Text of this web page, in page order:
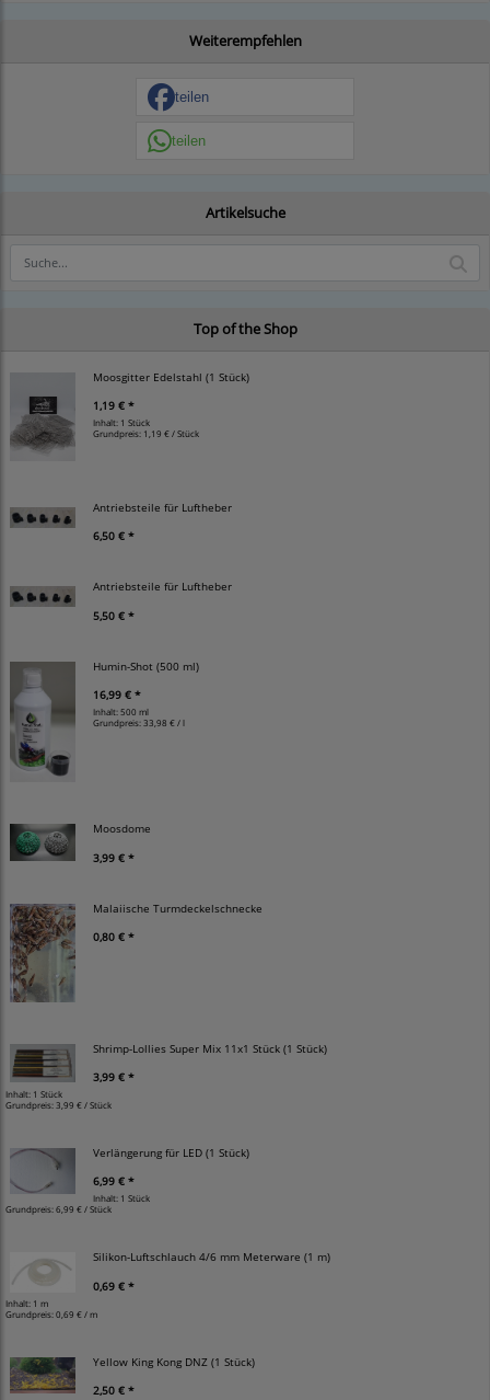
Weiterempfehlen
teilen
teilen
Artikelsuche
Top of the Shop
Moosgitter Edelstahl (1 Stück)
1,19 € *
Inhalt: 1 Stück
Grundpreis: 1,19 € / Stück
Antriebsteile für Luftheber
6,50 € *
Antriebsteile für Luftheber
5,50 € *
Humin-Shot (500 ml)
16,99 € *
Inhalt: 500 ml
Grundpreis:33,98 € / l
Moosdome
3,99 € *
Malaiische Turmdeckelschnecke
0,80 € *
Shrimp-Lollies Super Mix 11x1 Stück (1 Stück)
3,99 € *
Inhalt: 1 Stück
Grundpreis:3,99 € / Stück
Verlängerung für LED (1 Stück)
6,99 € *
Inhalt: 1 Stück
Grundpreis:6,99 € / Stück
Silikon-Luftschlauch 4/6 mm Meterware (1 m)
0,69 € *
Inhalt: 1 m
Grundpreis:0,69 € / m
Yellow King Kong DNZ (1 Stück)
2,50 € *